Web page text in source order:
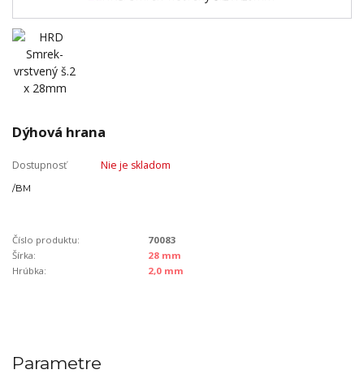
Dýhová hrana
Dostupnosť Nie je skladom
/BM
Číslo produktu:
70083
Šírka:
28 mm
Hrúbka:
2,0 mm
Parametre